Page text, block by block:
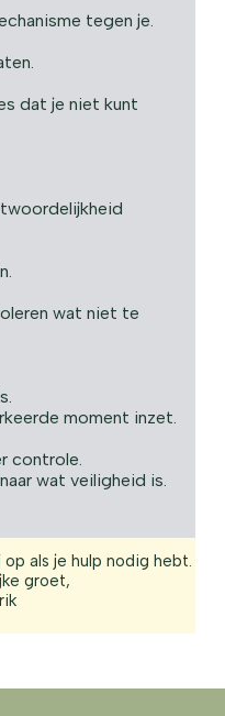
tegen je.
dat je niet kunt
wat niet te
moment inzet.
controle.
wat veiligheid is.
als je hulp nodig hebt.
groet,